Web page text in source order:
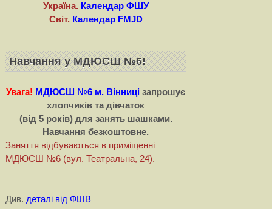
Україна. Календар ФШУ
Світ. Календар FMJD
Навчання у МДЮСШ №6!
Увага! МДЮСШ №6 м. Вінниці запрошує
хлопчиків та дівчаток
(від 5 років) для занять шашками.
Навчання безкоштовне.
Заняття відбуваються в приміщенні
МДЮСШ №6 (вул. Театральна, 24).
Див. деталі від ФШВ